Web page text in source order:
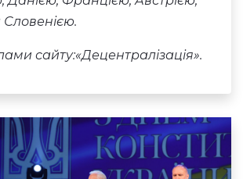
сайту:«Децентралізація».